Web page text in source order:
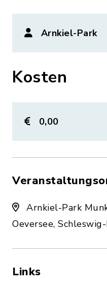
Arnkiel-Park
Kosten
0,00
Arnkiel-Park
Oeversee,
Links